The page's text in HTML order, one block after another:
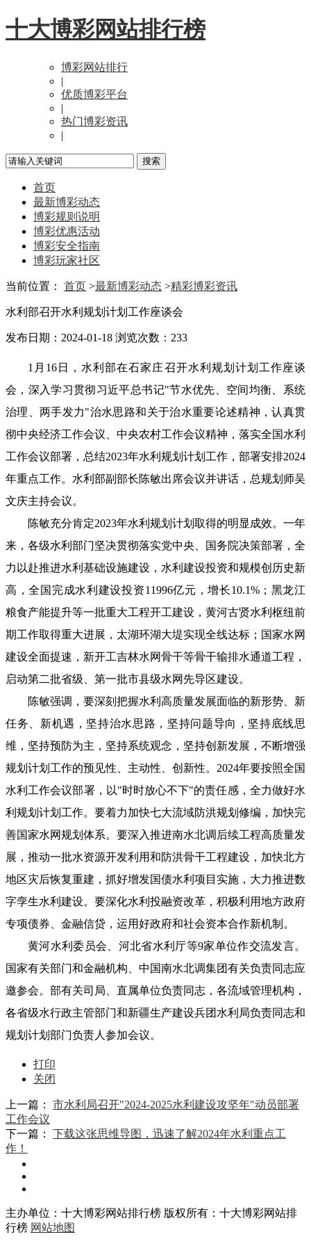
十大博彩网站排行榜
博彩网站排行
|
优质博彩平台
|
热门博彩资讯
|
首页
最新博彩动态
博彩规则说明
博彩优惠活动
博彩安全指南
博彩玩家社区
当前位置： 首页 >最新博彩动态 >精彩博彩资讯
水利部召开水利规划计划工作座谈会
发布日期：2024-01-18 浏览次数： 233
1月16日，水利部在石家庄召开水利规划计划工作座谈
会，深入学习贯彻习近平总书记"节水优先、空间均衡、系统
治理、两手发力"治水思路和关于治水重要论述精神，认真贯
彻中央经济工作会议、中央农村工作会议精神，落实全国水利
工作会议部署，总结2023年水利规划计划工作，部署安排2024
年重点工作。水利部副部长陈敏出席会议并讲话，总规划师吴
文庆主持会议。
陈敏充分肯定2023年水利规划计划取得的明显成效。一年
来，各级水利部门坚决贯彻落实党中央、国务院决策部署，全
力以赴推进水利基础设施建设，水利建设投资和规模创历史新
高，全国完成水利建设投资11996亿元，增长10.1%；黑龙江
粮食产能提升等一批重大工程开工建设，黄河古贤水利枢纽前
期工作取得重大进展，太湖环湖大堤实现全线达标；国家水网
建设全面提速，新开工吉林水网骨干等骨干输排水通道工程，
启动第二批省级、第一批市县级水网先导区建设。
陈敏强调，要深刻把握水利高质量发展面临的新形势、新
任务、新机遇，坚持治水思路，坚持问题导向，坚持底线思
维，坚持预防为主，坚持系统观念，坚持创新发展，不断增强
规划计划工作的预见性、主动性、创新性。2024年要按照全国
水利工作会议部署，以"时时放心不下"的责任感，全力做好水
利规划计划工作。要着力加快七大流域防洪规划修编，加快完
善国家水网规划体系。要深入推进南水北调后续工程高质量发
展，推动一批水资源开发利用和防洪骨干工程建设，加快北方
地区灾后恢复重建，抓好增发国债水利项目实施，大力推进数
字孪生水利建设。要深化水利投融资改革，积极利用地方政府
专项债券、金融信贷，运用好政府和社会资本合作新机制。
黄河水利委员会、河北省水利厅等9家单位作交流发言。
国家有关部门和金融机构、中国南水北调集团有关负责同志应
邀参会。部有关司局、直属单位负责同志，各流域管理机构，
各省级水行政主管部门和新疆生产建设兵团水利局负责同志和
规划计划部门负责人参加会议。
打印
关闭
上一篇：
市水利局召开"2024-2025水利建设攻坚年"动员部署
工作会议
下一篇：
下载这张思维导图，迅速了解2024年水利重点工
作！
主办单位：十大博彩网站排行榜 版权所有：十大博彩网站排
行榜 网站地图